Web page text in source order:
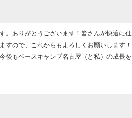
。ありがとうございます！皆さんが快適に仕
すので、これからもよろしくお願いします！
後もベースキャンプ名古屋（と私）の成長を